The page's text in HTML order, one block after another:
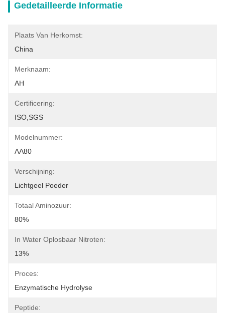
Gedetailleerde Informatie
Plaats Van Herkomst:
China
Merknaam:
AH
Certificering:
ISO,SGS
Modelnummer:
AA80
Verschijning:
Lichtgeel Poeder
Totaal Aminozuur:
80%
In Water Oplosbaar Nitroten:
13%
Proces:
Enzymatische Hydrolyse
Peptide: